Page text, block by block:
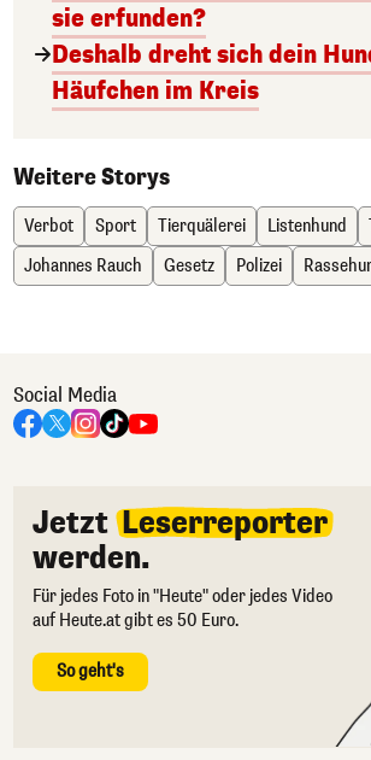
sie erfunden?
Deshalb dreht sich dein
Häufchen im Kreis
Weitere Storys
Verbot Sport Tierquälerei Listenhund
Johannes Rauch
Gesetz Polizei
Social Media
Jetzt Leserreporter
werden.
Für jedes Foto in "Heute" oder jedes Video
auf Heute.at gibt es 50 Euro.
So geht's